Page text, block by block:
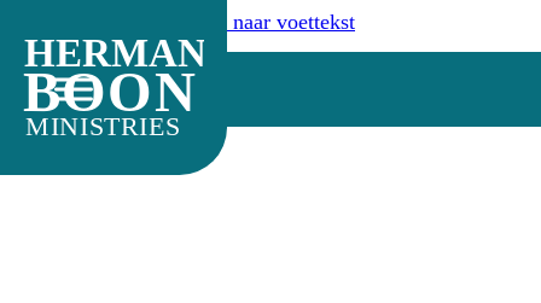
Ga naar voettekst
MINISTRIES
BOON
HERMAN